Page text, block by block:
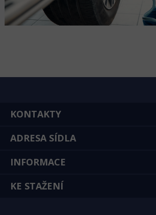
KONTAKTY
ADRESA SÍDLA
INFORMACE
KE STAŽENÍ